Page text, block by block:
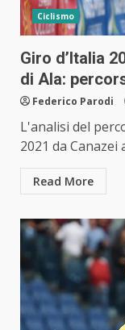
Ciclismo
Giro d’Italia
di Ala:
Federico Parodi
L'analisi del
2021 da Canazei
Read More